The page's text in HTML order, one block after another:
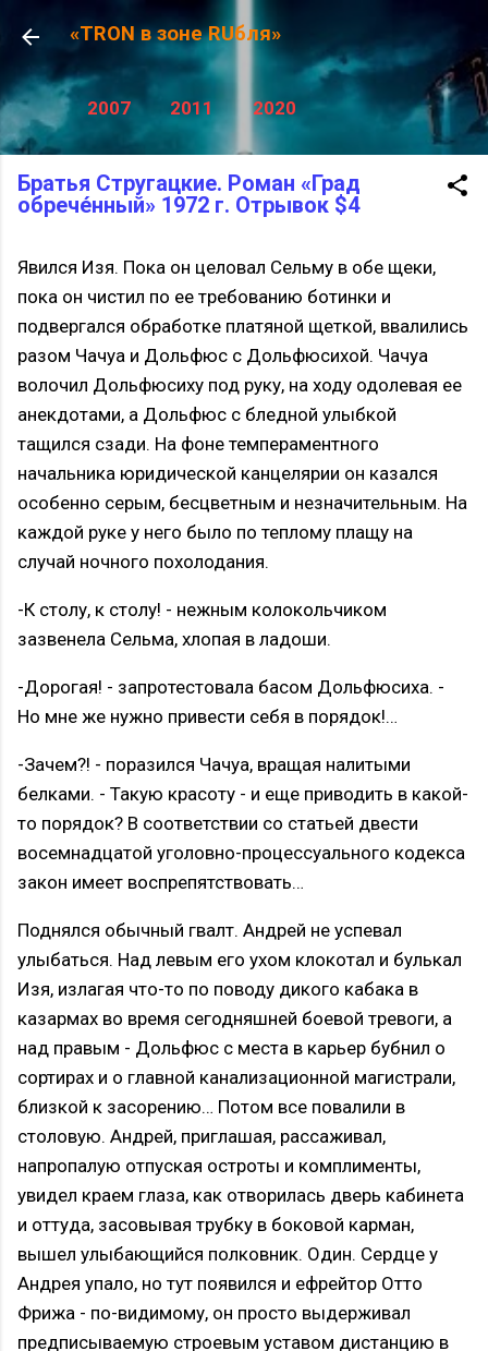
К основному контенту
«TRON в зоне RUбля»
2007 2011 2020
Братья Стругацкие. Роман «Град
обрече́нный» 1972 г. Отрывок $4
Явился Изя. Пока он целовал Сельму в обе щеки,
пока он чистил по ее требованию ботинки и
подвергался обработке платяной щеткой, ввалились
разом Чачуа и Дольфюс с Дольфюсихой. Чачуа
волочил Дольфюсиху под руку, на ходу одолевая ее
анекдотами, а Дольфюс с бледной улыбкой
тащился сзади. На фоне темпераментного
начальника юридической канцелярии он казался
особенно серым, бесцветным и незначительным. На
каждой руке у него было по теплому плащу на
случай ночного похолодания.
-К столу, к столу! - нежным колокольчиком
зазвенела Сельма, хлопая в ладоши.
-Дорогая! - запротестовала басом Дольфюсиха. -
Но мне же нужно привести себя в порядок!…
-Зачем?! - поразился Чачуа, вращая налитыми
белками. - Такую красоту - и еще приводить в какой-
то порядок? В соответствии со статьей двести
восемнадцатой уголовно-процессуального кодекса
закон имеет воспрепятствовать…
Поднялся обычный гвалт. Андрей не успевал
улыбаться. Над левым его ухом клокотал и булькал
Изя, излагая что-то по поводу дикого кабака в
казармах во время сегодняшней боевой тревоги, а
над правым - Дольфюс с места в карьер бубнил о
сортирах и о главной канализационной магистрали,
близкой к засорению… Потом все повалили в
столовую. Андрей, приглашая, рассаживал,
напропалую отпуская остроты и комплименты,
увидел краем глаза, как отворилась дверь кабинета
и оттуда, засовывая трубку в боковой карман,
вышел улыбающийся полковник. Один. Сердце у
Андрея упало, но тут появился и ефрейтор Отто
Фрижа - по-видимому, он просто выдерживал
предписываемую строевым уставом дистанцию в